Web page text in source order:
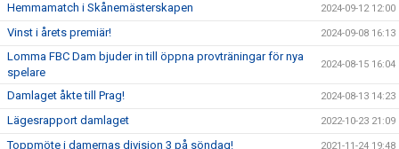
Hemmamatch i Skånemästerskapen 2024-09-12 12:00
Vinst i årets premiär! 2024-09-08 16:13
Lomma FBC Dam bjuder in till öppna provträningar för nya
spelare
2024-08-15 16:04
Damlaget åkte till Prag! 2024-08-13 14:23
Lägesrapport damlaget 2022-10-23 21:09
Toppmöte i damernas division 3 på söndag! 2021-11-24 19:48